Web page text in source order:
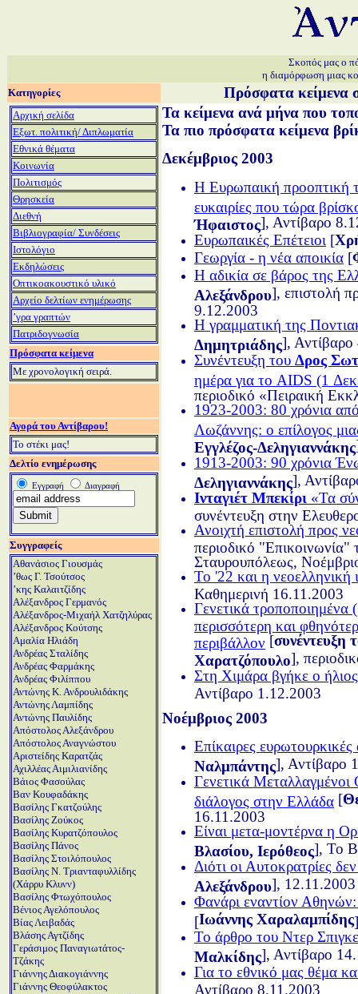
Σκοπός μας ο
η διαμόρφωση μιας
Κατηγορίες
Πρόσφατα κείμενα
Αρχική σελίδα
Εξωτ. πολιτική/ Διπλωματία
Εθνικά θέματα
Κοινωνία
Πολιτισμός
Θρησκεία
Διεθνή
Βιβλιογραφία/ Συνδέσεις
Ιστολόγιο
Εκδηλώσεις
Οπτικοακουστικό υλικό
Αρχείο δελτίων ενημέρωσης
ʼγρα γραπτών
Πατριδογνωσία
Πρόσφατα κείμενα
Με χρονολογική σειρά.
Αγορά του Αντίβαρου!
Το στέκι μας!
Δελτίο ενημέρωσης
Εγγραφή Διαγραφή
Συγγραφείς
Αθανάσιος Γιουσμάς
ʼθως Γ. Τσούτσος
ʼκης Καλαιτζίδης
Αλέξανδρος Γερμανός
Αλέξανδρος-Μιχαήλ Χατζηλύρας
Αλέξανδρος Κούτσης
Αμαλία Ηλιάδη
Ανδρέας Σταλίδης
Ανδρέας Φαρμάκης
Ανδρέας Φιλίππου
Αντώνης Κ. Ανδρουλιδάκης
Αντώνης Λαμπίδης
Αντώνης Παυλίδης
Απόστολος Αλεξάνδρου
Απόστολος Αναγνώστου
Αριστείδης Καρατζάς
Αχιλλέας Αιμιλιανίδης
Βάιος Φασούλας
Βαν Κουφαδάκης
Βασίλης Γκατζούλης
Βασίλης Ζούκος
Βασίλης Κυρατζόπουλος
Βασίλης Πάνος
Βασίλης Στοιλόπουλος
Βασίλης Ν. Τριανταφυλλίδης
(Χάρρυ Κλυνν)
Βασίλης Φτωχόπουλος
Βένιος Αγελόπουλος
Βίας Λειβαδάς
Βλάσης Αγτζίδης
Γεράσιμος Παναγιωτάτος-
Τζάκης
Γιάννης Διακογιάννης
Γιάννης Θεοφύλακτος
Τα κείμενα ανά μήνα που
Τα πιο πρόσφατα κείμενα
Δεκέμβριος 2003
Η Ευρωπαική προοπτική
ευκαιρίες που τώρα
Ήφαιστος], Αντίβαρο
Ευρωπαικές Επέτειοι [
Γεωργία - η νέα αποικία [
Η αδικία σε βάρος της
Αλεξάνδρου], επιστολή
9.12.2003
Η γραμματική της
Δημητριάδης],
Συνέντευξη του Δρος
ημέρα για το AIDS (1
περιοδικό «Πειραική
1923-2003: 80 χρόνια
Λωζάννης: ο επίλογος
Εγγλέζος-Δεληγιαννάκης
1913-2003: 90 χρόνια
Δεληγιαννάκης],
Ινταγιέτ Μπεκίρι «Τα
συνέντευξη στην
Ανοιχτή επιστολή προς
περιοδικό
Σταυρουπόλεως,
Το '22 και η νεοελληνική
Καθημερινή 16.11.2003
Γενετικά τροποποιημένα
περισσότερη και
περιβάλλον [συνέντευξη
Χαρατζόπουλο],
Στη Χιμάρα βγήκε ο
Αντίβαρο 1.12.2003
Νοέμβριος 2003
Επίκαιρες
Ναλμπάντης], Αντίβαρο
Γενετικά Μεταλλαγμένοι
διάλογος στην Ελλάδα [
16.11.2003
Είναι μετα-μοντέρνα η
Βλασίου, Ιερόθεος], Το
Διότι οι Αυτοκρατρίες
Αλεξάνδρου], 12.11.2003
Φανάρι εναντίον Αθηνών:
[Ιωάννης Χαραλαμπίδης
Το άρθρο του Ντερ
Μαλκίδης], Αντίβαρο
Για το εθνικό μας θέμα
Αντίβαρο 8.11.2003